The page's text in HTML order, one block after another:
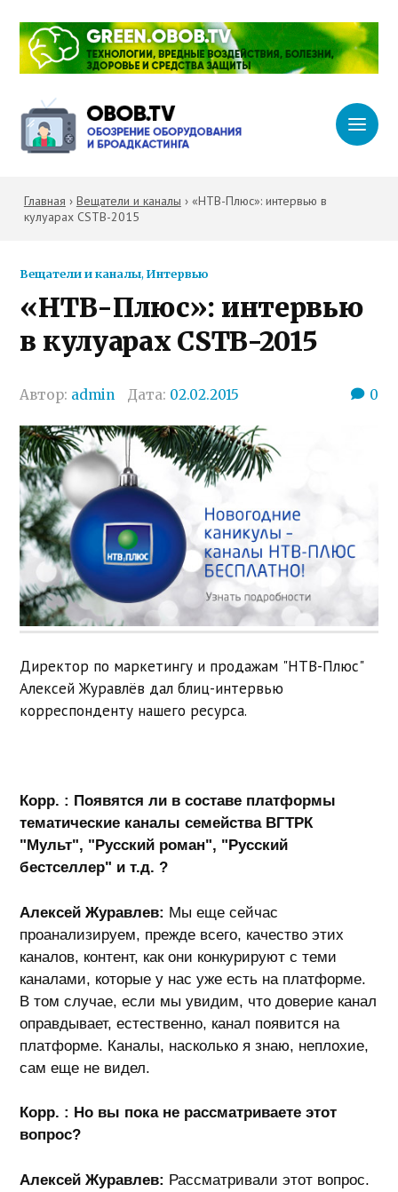
Главная › Вещатели и каналы › «НТВ-Плюс»: интервью в
кулуарах CSTB-2015
Вещатели и каналы,Интервью
«НТВ-Плюс»: интервью
в кулуарах CSTB-2015
Автор: admin Дата: 02.02.2015 0
Директор по маркетингу и продажам "НТВ-Плюс"
Алексей Журавлёв дал блиц-интервью
корреспонденту нашего ресурса.
Корр. : Появятся ли в составе платформы
тематические каналы семейства ВГТРК
"Мульт", "Русский роман", "Русский
бестселлер" и т.д. ?
Алексей Журавлев: Мы еще сейчас
проанализируем, прежде всего, качество этих
каналов, контент, как они конкурируют с теми
каналами, которые у нас уже есть на платформе.
В том случае, если мы увидим, что доверие канал
оправдывает, естественно, канал появится на
платформе. Каналы, насколько я знаю, неплохие,
сам еще не видел.
Корр. : Но вы пока не рассматриваете этот
вопрос?
Алексей Журавлев: Рассматривали этот вопрос.